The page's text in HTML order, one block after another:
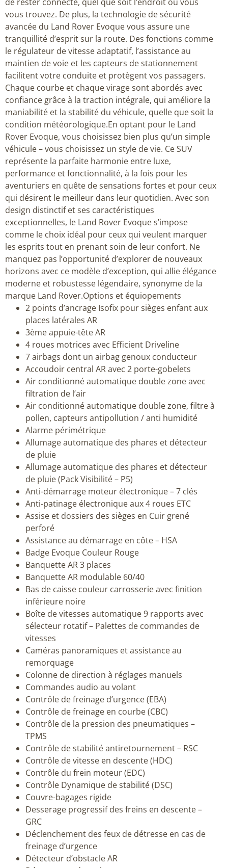
vous trouvez. De plus, la technologie de sécurité
avancée du Land Rover Evoque vous assure une
tranquillité d’esprit sur la route. Des fonctions comme
le régulateur de vitesse adaptatif, l’assistance au
maintien de voie et les capteurs de stationnement
facilitent votre conduite et protègent vos passagers.
Chaque courbe et chaque virage sont abordés avec
confiance grâce à la traction intégrale, qui améliore la
maniabilité et la stabilité du véhicule, quelle que soit la
condition météorologique.En optant pour le Land
Rover Evoque, vous choisissez bien plus qu’un simple
véhicule – vous choisissez un style de vie. Ce SUV
représente la parfaite harmonie entre luxe,
performance et fonctionnalité, à la fois pour les
aventuriers en quête de sensations fortes et pour ceux
qui désirent le meilleur dans leur quotidien. Avec son
design distinctif et ses caractéristiques
exceptionnelles, le Land Rover Evoque s’impose
comme le choix idéal pour ceux qui veulent marquer
les esprits tout en prenant soin de leur confort. Ne
manquez pas l’opportunité d’explorer de nouveaux
horizons avec ce modèle d’exception, qui allie élégance
moderne et robustesse légendaire, synonyme de la
marque Land Rover.Options et équiopements
2 points d’ancrage Isofix pour sièges enfant aux
places latérales AR
3ème appuie-tête AR
4 roues motrices avec Efficient Driveline
7 airbags dont un airbag genoux conducteur
Accoudoir central AR avec 2 porte-gobelets
Air conditionné automatique double zone avec
filtration de l’air
Air conditionné automatique double zone, filtre à
pollen, capteurs antipollution / anti humidité
Alarme périmétrique
Allumage automatique des phares et détecteur
de pluie
Allumage automatique des phares et détecteur
de pluie (Pack Visibilité – P5)
Anti-démarrage moteur électronique – 7 clés
Anti-patinage électronique aux 4 roues ETC
Assise et dossiers des sièges en Cuir grené
perforé
Assistance au démarrage en côte – HSA
Badge Evoque Couleur Rouge
Banquette AR 3 places
Banquette AR modulable 60/40
Bas de caisse couleur carrosserie avec finition
inférieure noire
Boîte de vitesses automatique 9 rapports avec
sélecteur rotatif – Palettes de commandes de
vitesses
Caméras panoramiques et assistance au
remorquage
Colonne de direction à réglages manuels
Commandes audio au volant
Contrôle de freinage d’urgence (EBA)
Contrôle de freinage en courbe (CBC)
Contrôle de la pression des pneumatiques –
TPMS
Contrôle de stabilité antiretournement – RSC
Contrôle de vitesse en descente (HDC)
Contrôle du frein moteur (EDC)
Contrôle Dynamique de stabilité (DSC)
Couvre-bagages rigide
Desserage progressif des freins en descente –
GRC
Déclenchement des feux de détresse en cas de
freinage d’urgence
Détecteur d’obstacle AR